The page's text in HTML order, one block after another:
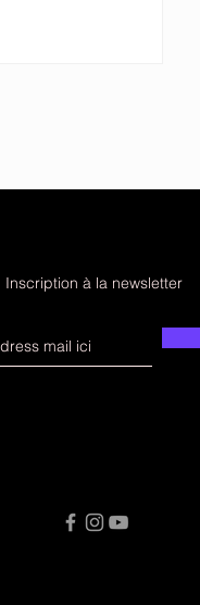
Inscription à la newsletter